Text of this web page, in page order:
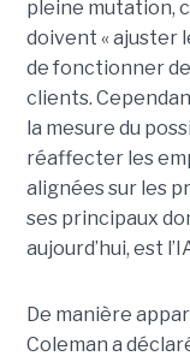
pleine mutation,
doivent « ajuster
de fonctionner
clients.
la mesure du
réaffecter les
alignées sur les
ses principaux
aujourd’hui, est
De manière
Coleman a